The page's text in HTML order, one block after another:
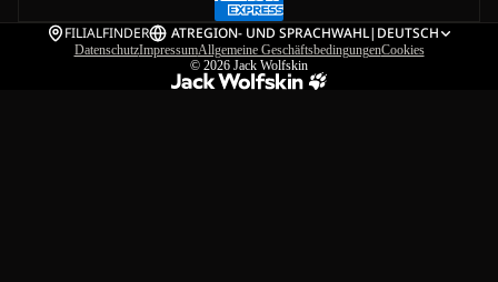
FILIALFINDER ATREGION- UND SPRACHWAHL| DEUTSCH
DatenschutzImpressumAllgemeine GeschäftsbedingungenCookies
© 2026 Jack Wolfskin